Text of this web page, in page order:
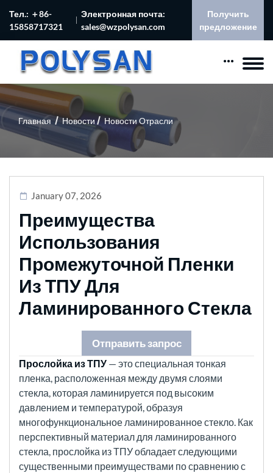
Тел.: ＋86-
15858717321
Электронная почта:
sales@wzpolysan.com
Получить
предложение
Главная Новости Новости Отрасли
January 07, 2026
Преимущества
Использования
Промежуточной Пленки
Из ТПУ Для
Ламинированного Стекла
Отправить запрос
Прослойка из ТПУ — это специальная тонкая
пленка, расположенная между двумя слоями
стекла, которая ламинируется под высоким
давлением и температурой, образуя
многофункциональное ламинированное стекло. Как
перспективный материал для ламинированного
стекла, прослойка из ТПУ обладает следующими
существенными преимуществами по сравнению с